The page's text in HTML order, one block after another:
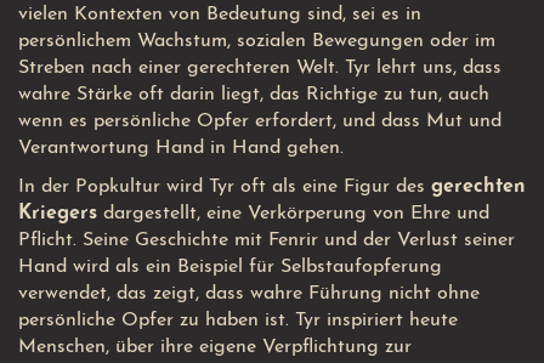
vielen Kontexten von Bedeutung sind, sei es in
persönlichem Wachstum, sozialen Bewegungen oder im
Streben nach einer gerechteren Welt. Tyr lehrt uns, dass
wahre Stärke oft darin liegt, das Richtige zu tun, auch
wenn es persönliche Opfer erfordert, und dass Mut und
Verantwortung Hand in Hand gehen.
In der Popkultur wird Tyr oft als eine Figur des gerechten
Kriegers dargestellt, eine Verkörperung von Ehre und
Pflicht. Seine Geschichte mit Fenrir und der Verlust seiner
Hand wird als ein Beispiel für Selbstaufopferung
verwendet, das zeigt, dass wahre Führung nicht ohne
persönliche Opfer zu haben ist. Tyr inspiriert heute
Menschen, über ihre eigene Verpflichtung zur